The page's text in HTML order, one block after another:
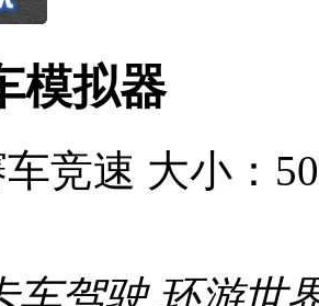
模拟器
竞速 大小：
车驾驶 环游世